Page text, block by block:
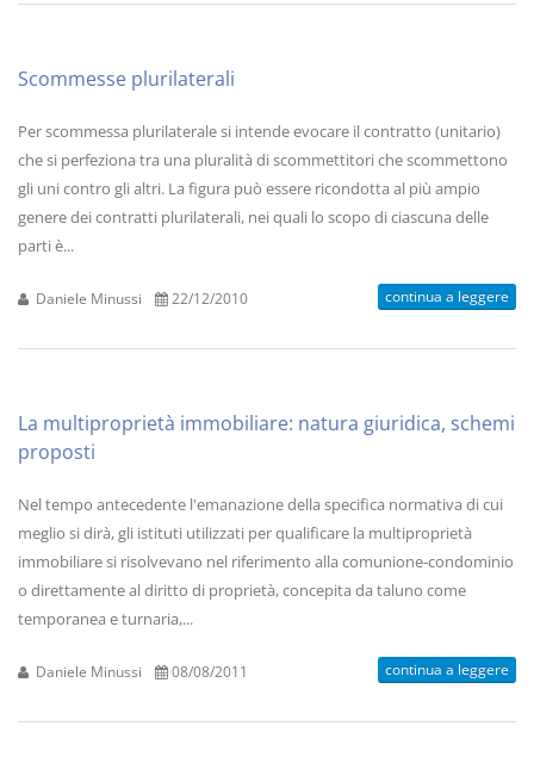
Scommesse plurilaterali
Per scommessa plurilaterale si intende evocare il contratto (unitario)
che si perfeziona tra una pluralità di scommettitori che scommettono
gli uni contro gli altri. La figura può essere ricondotta al più ampio
genere dei contratti plurilaterali, nei quali lo scopo di ciascuna delle
parti è...
Daniele Minussi 22/12/2010 continua a leggere
La multiproprietà immobiliare: natura giuridica, schemi
proposti
Nel tempo antecedente l'emanazione della specifica normativa di cui
meglio si dirà, gli istituti utilizzati per qualificare la multiproprietà
immobiliare si risolvevano nel riferimento alla comunione-condominio
o direttamente al diritto di proprietà, concepita da taluno come
temporanea e turnaria,...
Daniele Minussi 08/08/2011 continua a leggere